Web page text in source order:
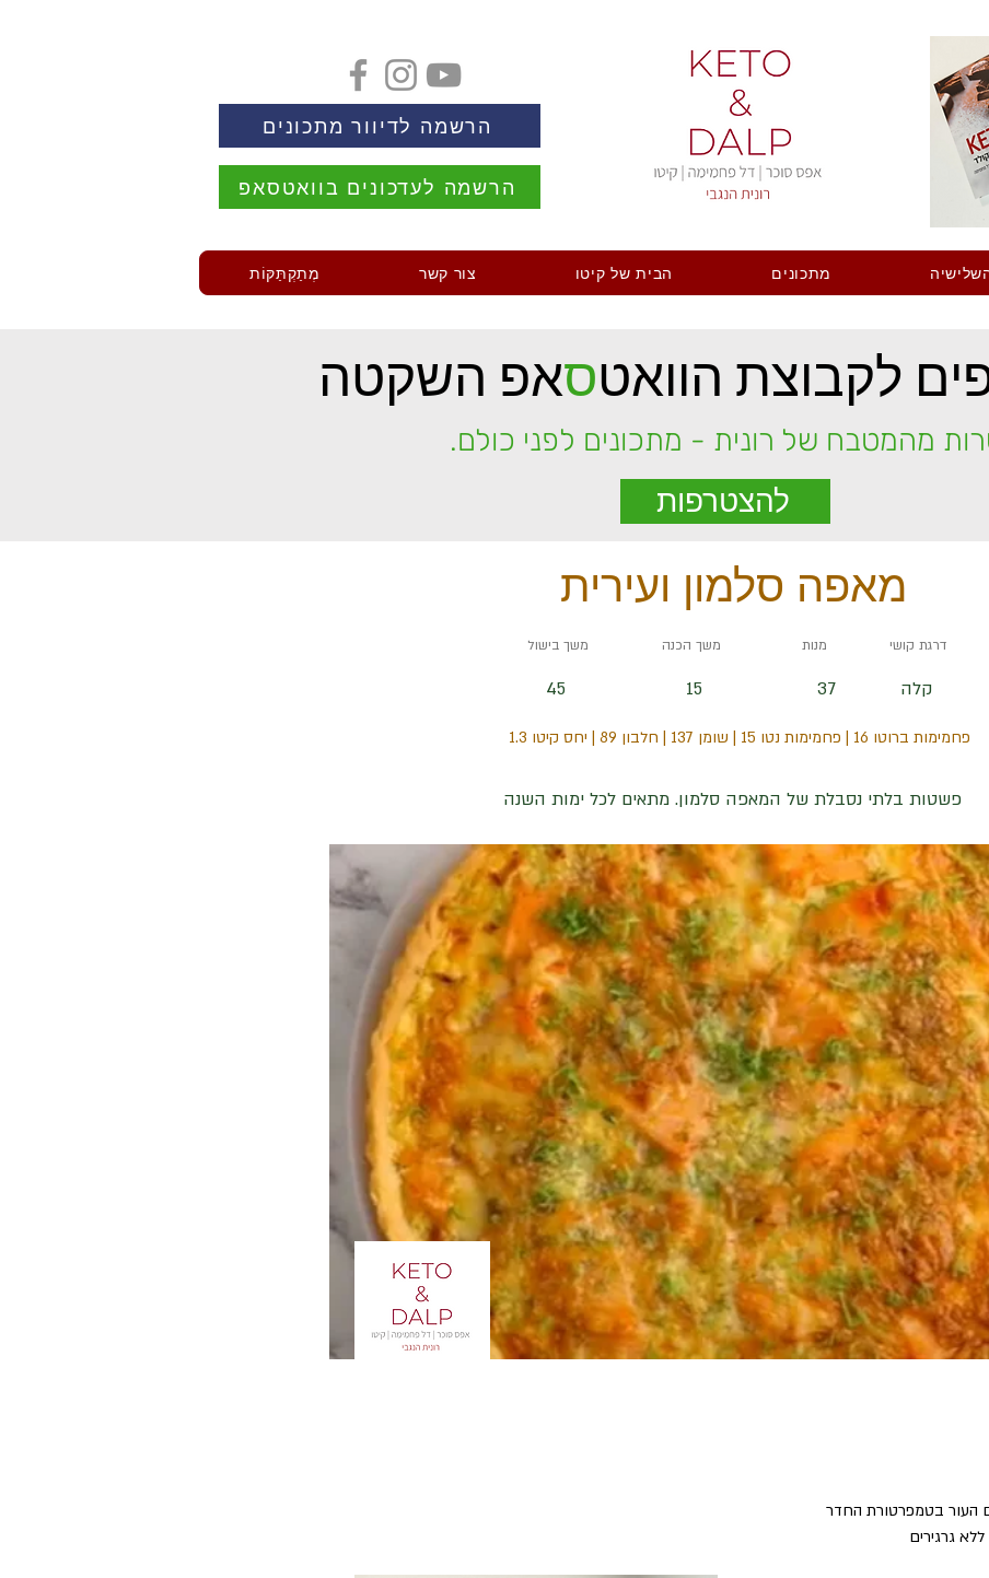
הרשמה לדיוור מתכונים
הרשמה לעדכונים בוואטסאפ
מתכונים הבית של קיטו צור קשר מְתַקְתַּקּוֹת
לקבוצת הוואטסאפ השקטה
מהמטבח של רונית - מתכונים לפני כולם.
להצטרפות
מאפה סלמון ועירית
משך בישול
45
משך הכנה
15
מנות
37
דרגת קושי
קלה
פחמימות ברוטו 16 | פחמימות נטו 15 | שומן 137 | חלבון 89 | יחס קיטו 1.3
פשטות בלתי נסבלת של המאפה סלמון. מתאים לכל ימות השנה